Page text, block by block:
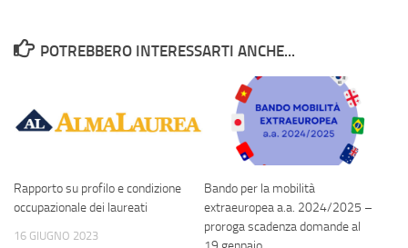
POTREBBERO INTERESSARTI ANCHE...
Rapporto su profilo e condizione
occupazionale dei laureati
16 GIUGNO 2023
Bando per la mobilità
extraeuropea a.a. 2024/2025 –
proroga scadenza domande al